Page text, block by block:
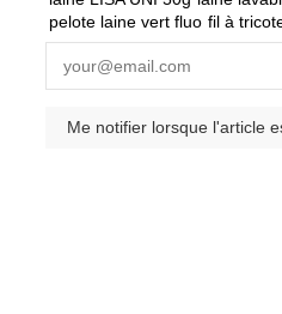
pelote laine vert fluo fil à